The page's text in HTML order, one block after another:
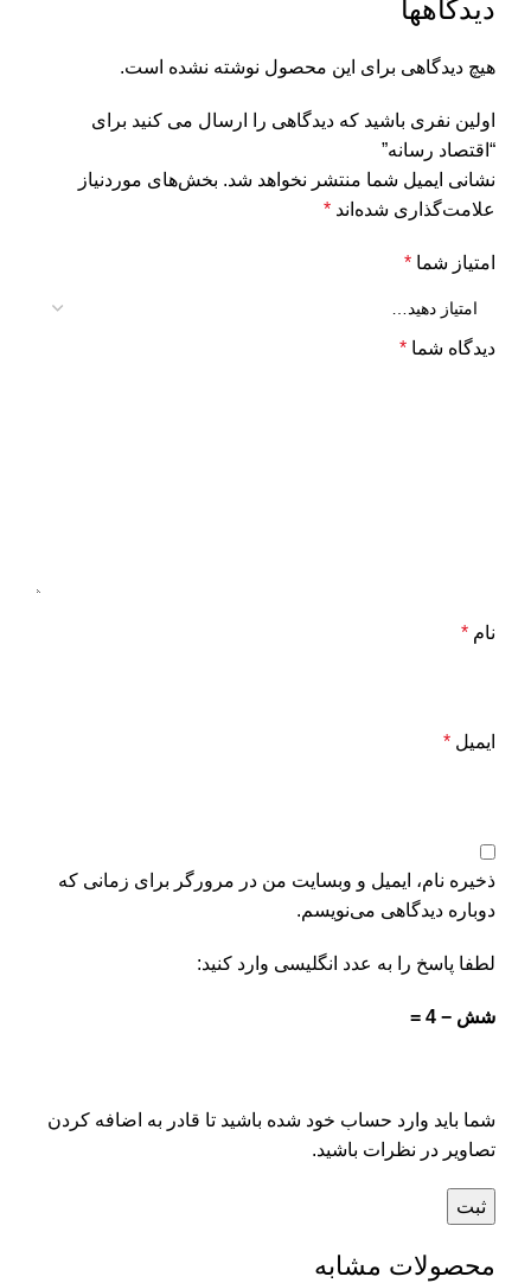
دیدگاهها
هیچ دیدگاهی برای این محصول نوشته نشده است.
اولین نفری باشید که دیدگاهی را ارسال می کنید برای
“اقتصاد رسانه”
نشانی ایمیل شما منتشر نخواهد شد. بخش‌های موردنیاز
علامت‌گذاری شده‌اند *
امتیاز شما *
دیدگاه شما *
نام *
ایمیل *
ذخیره نام، ایمیل و وبسایت من در مرورگر برای زمانی که
دوباره دیدگاهی می‌نویسم.
لطفا پاسخ را به عدد انگلیسی وارد کنید:
شش − 4 =
شما باید وارد حساب خود شده باشید تا قادر به اضافه کردن
تصاویر در نظرات باشید.
محصولات مشابه